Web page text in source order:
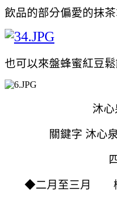
飲品的部分偏愛的抹
也可以來盤蜂蜜紅豆
沐
關鍵字 沐心
◆二月至三月